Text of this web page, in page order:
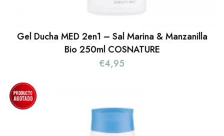
Gel Ducha MED 2en1 – Sal Marina & Manzanilla
Bio 250ml COSNATURE
€4,95